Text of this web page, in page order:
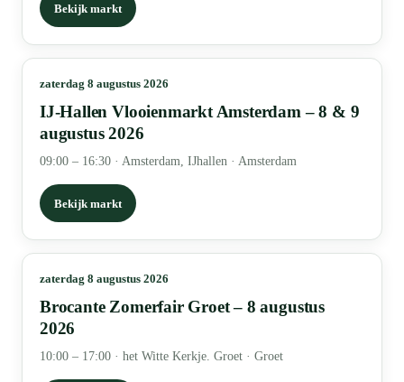
Bekijk markt
zaterdag 8 augustus 2026
IJ-Hallen Vlooienmarkt Amsterdam – 8 & 9
augustus 2026
09:00 – 16:30 · Amsterdam, IJhallen · Amsterdam
Bekijk markt
zaterdag 8 augustus 2026
Brocante Zomerfair Groet – 8 augustus
2026
10:00 – 17:00 · het Witte Kerkje. Groet · Groet